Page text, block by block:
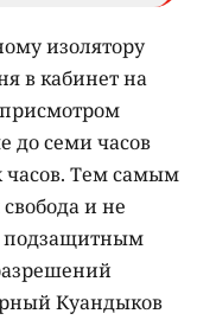
изолятору
в кабинет на
до семи часов
часов. Тем самым
и не
подзащитным
Куандыков